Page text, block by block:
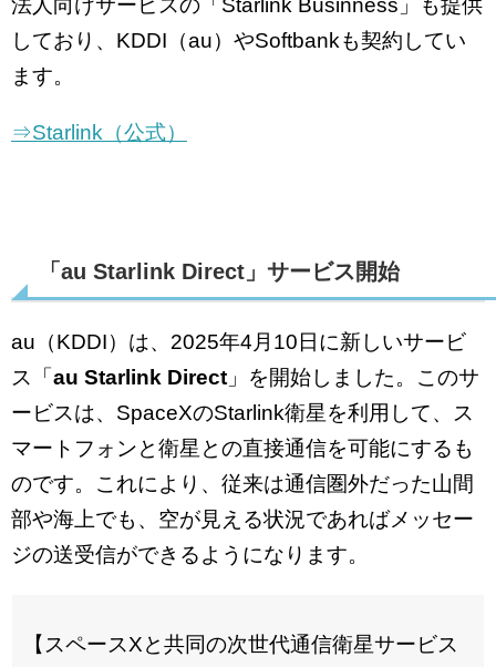
法人向けサービスの「Starlink Businness」も提供
しており、KDDI（au）やSoftbankも契約してい
ます。
⇒Starlink（公式）
「au Starlink Direct」サービス開始
au（KDDI）は、2025年4月10日に新しいサービ
ス「 au Starlink Direct 」を開始しました。このサ
ービスは、SpaceXのStarlink衛星を利用して、ス
マートフォンと衛星との直接通信を可能にするも
のです。これにより、従来は通信圏外だった山間
部や海上でも、空が見える状況であればメッセー
ジの送受信ができるようになります。
【スペースXと共同の次世代通信衛星サービス